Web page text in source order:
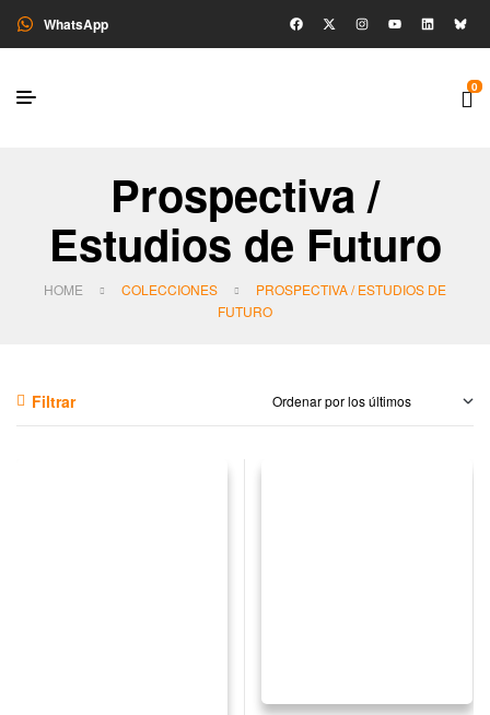
WhatsApp
0
Prospectiva /
Estudios de Futuro
HOME COLECCIONES
PROSPECTIVA / ESTUDIOS DE
FUTURO
Filtrar